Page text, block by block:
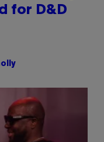
for D&D